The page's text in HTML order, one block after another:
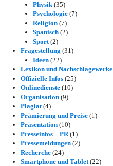
Physik(35)
Psychologie (7)
Religion (7)
Spanisch (2)
Sport(2)
Fragestellung (31)
Ideen (22)
Lexikon und Nachschlagewerke
Offizielle Infos (25)
Onlinedienste (10)
Organisation (9)
Plagiat(4)
Prämierung und Preise (1)
Präsentation (10)
Presseinfos – PR(1)
Pressemeldungen (2)
Recherche (24)
Smartphone und Tablet(22)